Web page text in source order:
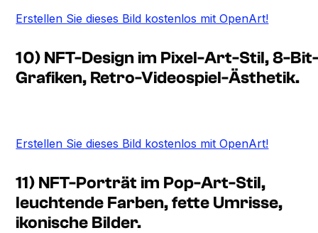
Erstellen Sie dieses Bild kostenlos mit OpenArt!
10) NFT-Design im Pixel-Art-Stil, 8-
Grafiken, Retro-Videospiel-Ästhetik.
Erstellen Sie dieses Bild kostenlos mit OpenArt!
11) NFT-Porträt im Pop-Art-Stil,
leuchtende Farben, fette Umrisse,
ikonische Bilder.